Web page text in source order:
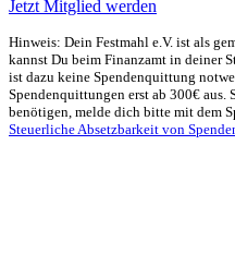
Jetzt Mitglied werden
Hinweis: Dein Festmahl e.V. ist als
kannst Du beim Finanzamt in deiner
ist dazu keine Spendenquittung
Spendenquittungen erst ab 300€
benötigen, melde dich bitte mit dem
Steuerliche Absetzbarkeit von